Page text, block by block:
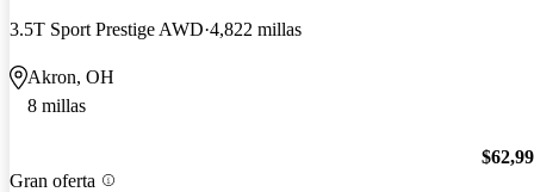
3.5T Sport Prestige AWD 4,822 millas
Akron, OH
8 millas
Gran oferta